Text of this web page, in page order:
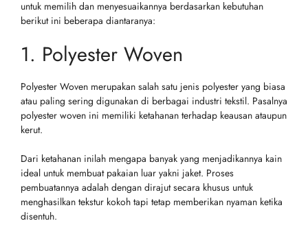
untuk memilih dan menyesuaikannya berdasarkan kebutuhan
berikut ini beberapa diantaranya:
1. Polyester Woven
Polyester Woven merupakan salah satu jenis polyester yang biasa
atau paling sering digunakan di berbagai industri tekstil. Pasalnya
polyester woven ini memiliki ketahanan terhadap keausan ataupun
kerut.
Dari ketahanan inilah mengapa banyak yang menjadikannya kain
ideal untuk membuat pakaian luar yakni jaket. Proses
pembuatannya adalah dengan dirajut secara khusus untuk
menghasilkan tekstur kokoh tapi tetap memberikan nyaman ketika
disentuh.